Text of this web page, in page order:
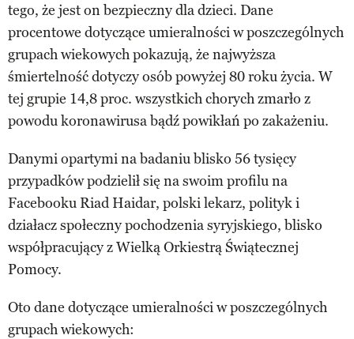
tego, że jest on bezpieczny dla dzieci. Dane
procentowe dotyczące umieralności w poszczególnych
grupach wiekowych pokazują, że najwyższa
śmiertelność dotyczy osób powyżej 80 roku życia. W
tej grupie 14,8 proc. wszystkich chorych zmarło z
powodu koronawirusa bądź powikłań po zakażeniu.
Danymi opartymi na badaniu blisko 56 tysięcy
przypadków podzielił się na swoim profilu na
Facebooku Riad Haidar, polski lekarz, polityk i
działacz społeczny pochodzenia syryjskiego, blisko
współpracujący z Wielką Orkiestrą Świątecznej
Pomocy.
Oto dane dotyczące umieralności w poszczególnych
grupach wiekowych: